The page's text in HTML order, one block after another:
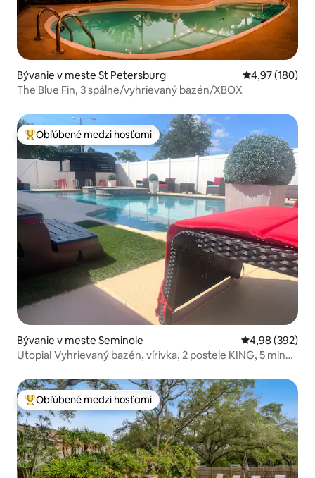
Bývanie v meste St Petersburg Priemerné
4,97 (180)
The Blue Fin, 3 spálne/vyhrievaný bazén/XBOX
Najobľúbenejšie medzi hosťami
Obľúbené medzi hosťami
Bývanie v meste Seminole Priemerné
4,98 (392)
Utopia! Vyhrievaný bazén, vírivka, 2 postele KING, 5 minút
Najobľúbenejšie medzi hosťami
Obľúbené medzi hosťami